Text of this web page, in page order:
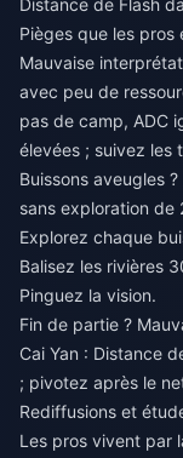
Distance de Flash
Pièges que les
Mauvaise
avec peu de
pas de camp, ADC
élevées ; suivez les
Buissons aveugles
sans exploration de
Explorez chaque
Balisez les rivières
Pinguez la vision.
Fin de partie ?
Cai Yan : Distance
; pivotez après le
Rediffusions et
Les pros vivent par